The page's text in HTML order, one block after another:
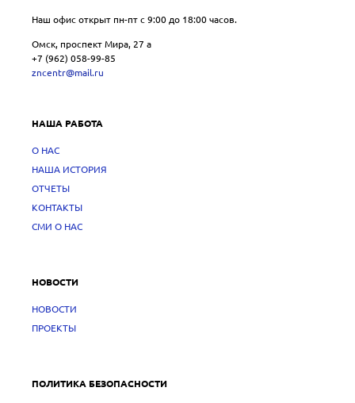
Наш офис открыт пн-пт с 9:00 до 18:00 часов.
Омск, проспект Мира, 27 a
+7 (962) 058-99-85
zncentr@mail.ru
НАША РАБОТА
О НАС
НАША ИСТОРИЯ
ОТЧЕТЫ
КОНТАКТЫ
СМИ О НАС
НОВОСТИ
НОВОСТИ
ПРОЕКТЫ
ПОЛИТИКА БЕЗОПАСНОСТИ